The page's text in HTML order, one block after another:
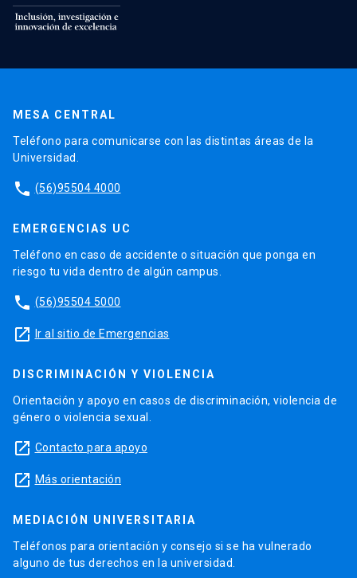
MESA CENTRAL
Teléfono para comunicarse con las distintas áreas de la
Universidad.
phone (56)95504 4000
EMERGENCIAS UC
Teléfono en caso de accidente o situación que ponga en
riesgo tu vida dentro de algún campus.
phone (56)95504 5000
launch Ir al sitio de Emergencias
DISCRIMINACIÓN Y VIOLENCIA
Orientación y apoyo en casos de discriminación, violencia de
género o violencia sexual.
launch Contacto para apoyo
launch Más orientación
MEDIACIÓN UNIVERSITARIA
Teléfonos para orientación y consejo si se ha vulnerado
alguno de tus derechos en la universidad.